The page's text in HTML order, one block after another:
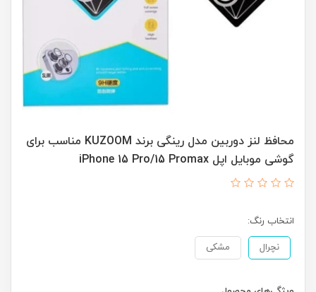
محافظ لنز دوربین مدل رینگی برند KUZOOM مناسب برای
گوشی موبایل اپل iPhone 15 Pro/15 Promax
انتخاب رنگ:
نچرال مشکی